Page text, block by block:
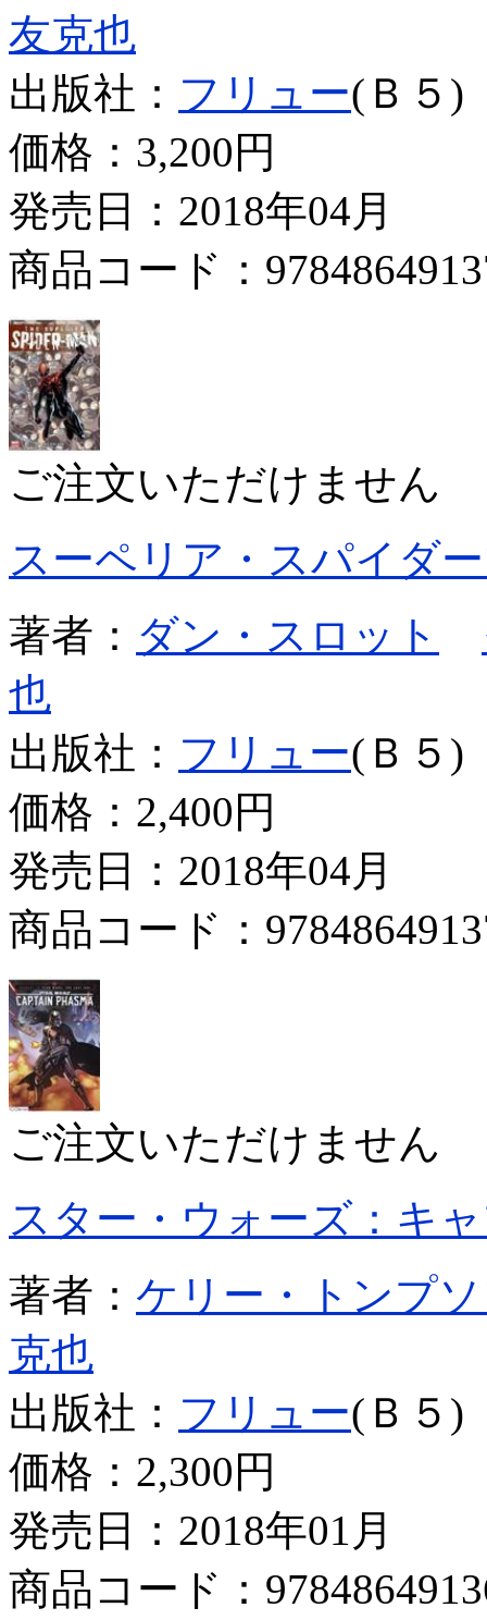
友克也
出版社： フリュー(Ｂ５)
価格： 3,200円
発売日：2018年04月
商品コード：
ご注文いただけません
スーペリア・スパイダ
著者： ダン・スロット
也
出版社： フリュー(Ｂ５)
価格： 2,400円
発売日：2018年04月
商品コード：
ご注文いただけません
スター・ウォーズ：キ
著者： ケリー・トンプ
克也
出版社： フリュー(Ｂ５)
価格： 2,300円
発売日：2018年01月
商品コード：